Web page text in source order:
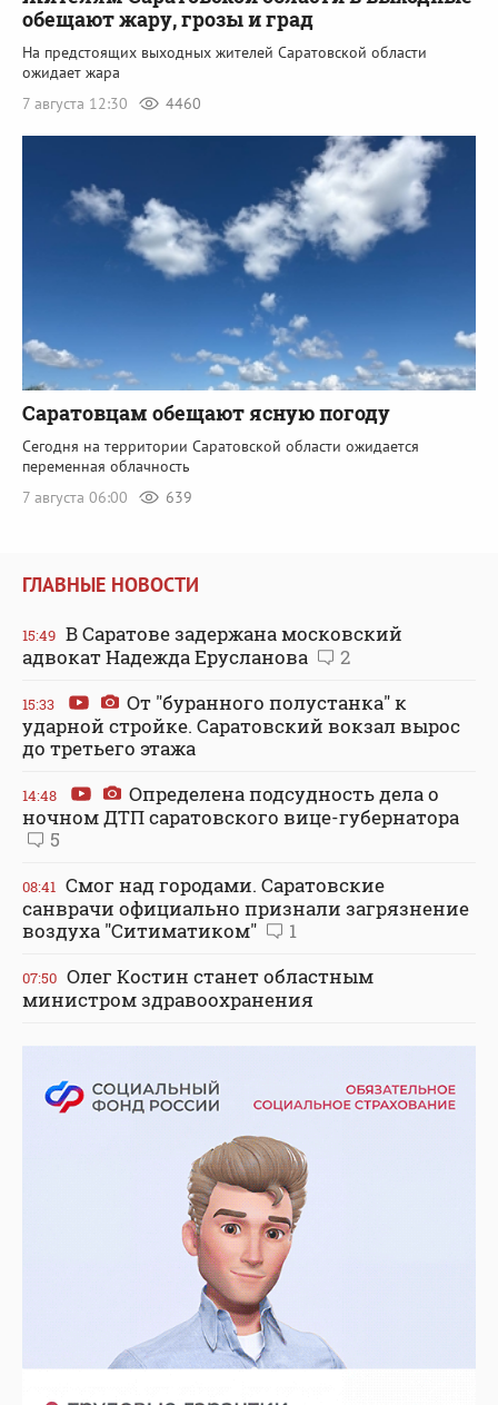
обещают жару, грозы и град
На предстоящих выходных жителей Саратовской области
ожидает жара
7 августа 12:30
4460
Саратовцам обещают ясную погоду
Сегодня на территории Саратовской области ожидается
переменная облачность
7 августа 06:00
639
ГЛАВНЫЕ НОВОСТИ
15:49 В Саратове задержана московский
адвокат Надежда Ерусланова
2
15:33
От "буранного полустанка" к
ударной стройке. Саратовский вокзал вырос
до третьего этажа
14:48
Определена подсудность дела о
ночном ДТП саратовского вице-губернатора
5
08:41 Смог над городами. Саратовские
санврачи официально признали загрязнение
воздуха "Ситиматиком"
1
07:50 Олег Костин станет областным
министром здравоохранения